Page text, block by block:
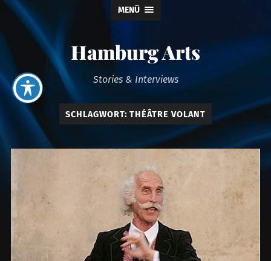
MENÜ
Hamburg Arts
Stories & Interviews
SCHLAGWORT: THÉÂTRE VOLANT